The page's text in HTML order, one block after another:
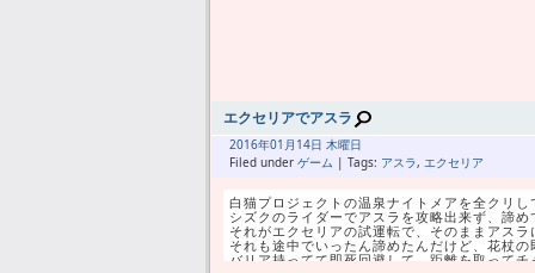
エクセリアでアスラ
2016年01月 14日 木曜日
Filed under ゲーム | Tags: アスラ, エクセリア
白猫プロジェクトの温泉ナイトメアを全クリし
シズクのライダーでアスラを攻略出来ず、諦め
それがエクセリアの試運転で、そのままアスラ
それも途中でいったん諦めたんだけど、花杖の
バリア持ってて即死回避して、距離を取ってチ